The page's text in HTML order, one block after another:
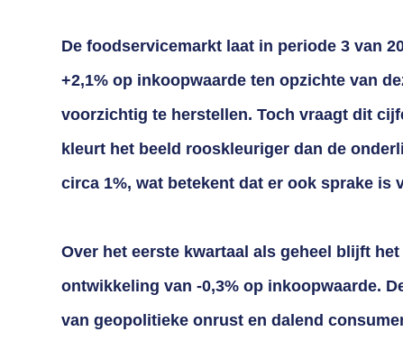
De foodservicemarkt laat in periode 3 van
+2,1% op inkoopwaarde ten opzichte van
voorzichtig te herstellen. Toch vraagt dit
kleurt het beeld rooskleuriger dan de
circa 1%, wat betekent dat er ook sprake is
Over het eerste kwartaal als geheel blijft
ontwikkeling van -0,3% op inkoopwaarde.
van geopolitieke onrust en dalend